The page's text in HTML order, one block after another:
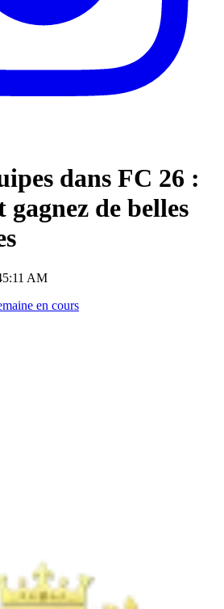
dans FC 26 :
de belles
AM
en cours